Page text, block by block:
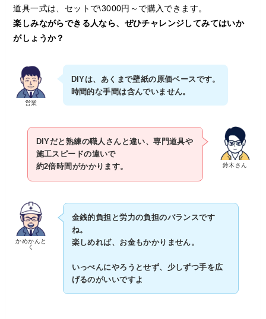
道具一式は、セットで\3000円～で購入できます。
楽しみながらできる人なら、ぜひチャレンジしてみてはいか
がしょうか？
営業
DIYは、あくまで壁紙の原価ベースです。
時間的な手間は含んでいません。
鈴木さん
DIYだと熟練の職人さんと違い、専門道具や
施工スピードの違いで
約2倍時間がかかります。
かめかんと
く
金銭的負担と労力の負担のバランスです
ね。
楽しめれば、お金もかかりません。
いっぺんにやろうとせず、少しずつ手を広
げるのがいいですよ